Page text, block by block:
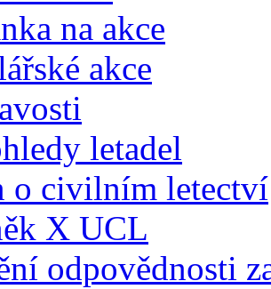
na akce
akce
letadel
o civilním letectví
X UCL
odpovědnosti